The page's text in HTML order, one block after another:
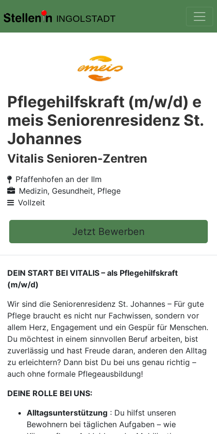
INGOLSTADT
Pflegehilfskraft (m/w/d) e
meis Seniorenresidenz St.
Johannes
Vitalis Senioren-Zentren
Pfaffenhofen an der Ilm
Medizin, Gesundheit, Pflege
Vollzeit
Jetzt Bewerben
DEIN START BEI VITALIS – als Pflegehilfskraft
(m/w/d)
Wir sind die Seniorenresidenz St. Johannes – Für gute
Pflege braucht es nicht nur Fachwissen, sondern vor
allem Herz, Engagement und ein Gespür für Menschen.
Du möchtest in einem sinnvollen Beruf arbeiten, bist
zuverlässig und hast Freude daran, anderen den Alltag
zu erleichtern? Dann bist Du bei uns genau richtig –
auch ohne formale Pflegeausbildung!
DEINE ROLLE BEI UNS:
Alltagsunterstützung : Du hilfst unseren
Bewohnern bei täglichen Aufgaben – wie